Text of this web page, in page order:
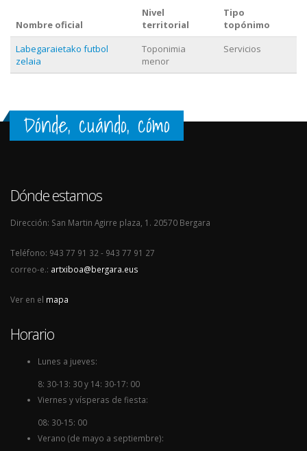
Nombre oficial
Nivel
territorial
Tipo
topónimo
Labegaraietako futbol
zelaia
Toponimia
menor
Servicios
Dónde, cuándo, cómo
Dónde estamos
Dirección: San Martin Agirre plaza, 1. 20570 Bergara
Teléfono: 943 77 91 32 - 943 77 91 27
correo-e.: artxiboa@bergara.eus
Ver en el mapa
Horario
Lunes a jueves:
8: 30-13: 30 y 14: 30-17: 00
Viernes y vísperas de fiesta:
08: 30-15: 00
Verano (de mayo a septiembre):